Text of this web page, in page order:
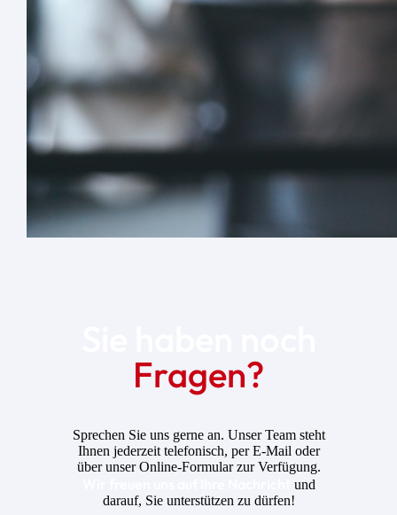
Fragen?
Sprechen Sie uns gerne an. Unser Team steht
Ihnen jederzeit telefonisch, per E-Mail oder
über unser Online-Formular zur Verfügung.
und
darauf, Sie unterstützen zu dürfen!